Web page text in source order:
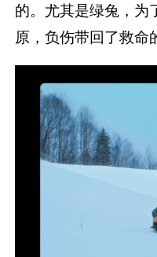
的。尤其是绿兔，为
原，负伤带回了救命